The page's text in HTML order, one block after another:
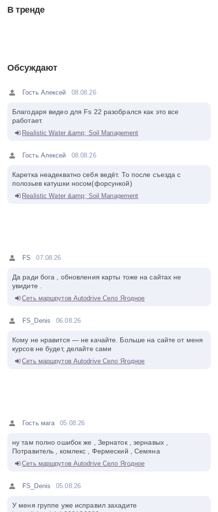
В тренде
Обсуждают
Гость Алексей 08.08.26
Благодаря видео для Fs 22 разобрался как это все
работает.
Realistic Water &amp; Soil Management
Гость Алексей 08.08.26
Каретка неадекватно себя ведёт. То после съезда с
полозьев катушки носом(форсункой)
Realistic Water &amp; Soil Management
FS 07.08.26
Да ради бога , обновления карты тоже на сайтах не
увидите .
Сеть маршрутов Autodrive Село Ягодное
FS_Denis 06.08.26
Кому не нравится — не качайте. Больше на сайте от меня
курсов не будет, делайте сами
Сеть маршрутов Autodrive Село Ягодное
Гость мага 05.08.26
ну там полно ошибок же , Зернаток , зернавых ,
Потравитель , комлекс , Фермеский , Семяна
Сеть маршрутов Autodrive Село Ягодное
FS_Denis 05.08.26
У меня группе уже исправил захадите